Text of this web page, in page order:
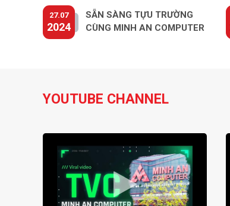
27.07
2024
SẴN SÀNG TỰU TRƯỜNG
CÙNG MINH AN COMPUTER
YOUTUBE CHANNEL